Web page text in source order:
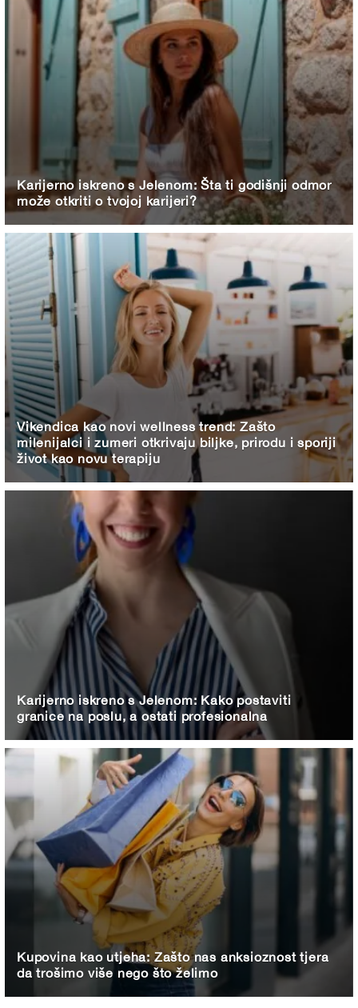
Karijerno iskreno s Jelenom: Šta ti godišnji odmor
može otkriti o tvojoj karijeri?
Vikendica kao novi wellness trend: Zašto
milenijalci i zumeri otkrivaju biljke, prirodu i sporiji
život kao novu terapiju
Karijerno iskreno s Jelenom: Kako postaviti
granice na poslu, a ostati profesionalna
Kupovina kao utjeha: Zašto nas anksioznost tjera
da trošimo više nego što želimo